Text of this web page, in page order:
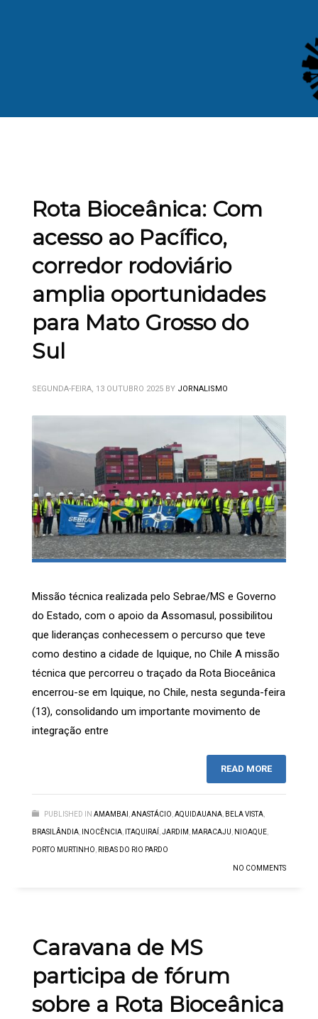
Rota Bioceânica: Com
acesso ao Pacífico,
corredor rodoviário
amplia oportunidades
para Mato Grosso do
Sul
SEGUNDA-FEIRA, 13 OUTUBRO 2025 BY JORNALISMO
Missão técnica realizada pelo Sebrae/MS e Governo
do Estado, com o apoio da Assomasul, possibilitou
que lideranças conhecessem o percurso que teve
como destino a cidade de Iquique, no Chile A missão
técnica que percorreu o traçado da Rota Bioceânica
encerrou-se em Iquique, no Chile, nesta segunda-feira
(13), consolidando um importante movimento de
integração entre
READ MORE
PUBLISHED IN AMAMBAI ,ANASTÁCIO,AQUIDAUANA, BELA VISTA,
BRASILÂNDIA, INOCÊNCIA, ITAQUIRAÍ ,JARDIM , MARACAJU, NIOAQUE,
PORTO MURTINHO, RIBAS DO RIO PARDO
NO COMMENTS
Caravana de MS
participa de fórum
sobre a Rota Bioceânica